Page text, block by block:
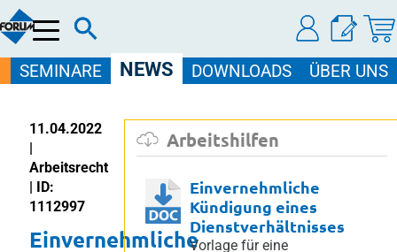
Menü
SEMINARE NEWS DOWNLOADS ÜBER UNS
11.04.2022
|
Arbeitsrecht
| ID:
1112997
Einvernehmliche
Arbeitshilfen
Einvernehmliche
Kündigung eines
Dienstverhältnisses
Vorlage für eine